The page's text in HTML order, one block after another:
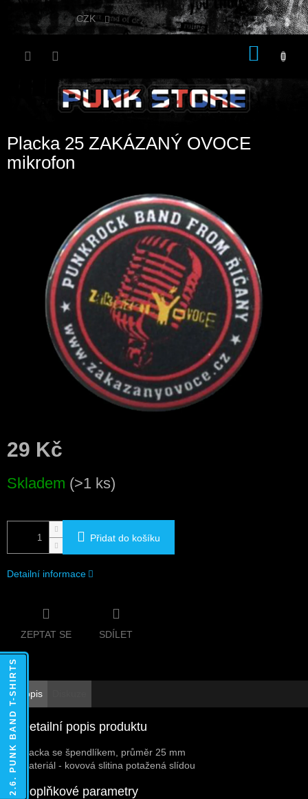
Přejít
CZK
Placka 25 ZAKÁZANÝ OVOCE
mikrofon
29 Kč
cena:
Skladem (>1 ks)
Přidat do košíku
Detailní informace
ZEPTAT SE SDÍLET
Popis
Detailní popis produktu
Placka se špendlíkem, průměr 25 mm
Materiál - kovová slitina potažená slídou
Doplňkové parametry
2.6. PUNK BAND T-SHIRTS